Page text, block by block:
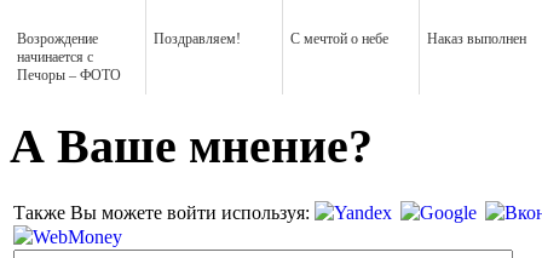
Возрождение
начинается с
Печоры – ФОТО
Поздравляем! С мечтой о небе Наказ выполнен
А Ваше мнение?
Также Вы можете войти используя: